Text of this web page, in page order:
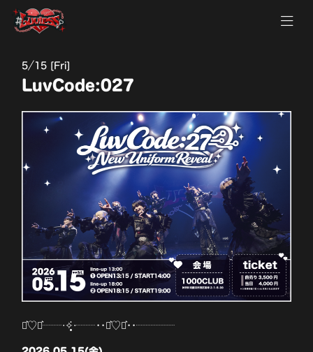
5 15 [Fri]
LuvCode:027
⋆͛♡⋆͛┈┈‧✧̣̥̇‧┈┈••⋆͛♡⋆͛••┈┈┈┈